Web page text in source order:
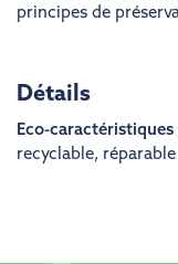
principes de
Détails
Eco-caractéristiques
recyclable, réparable